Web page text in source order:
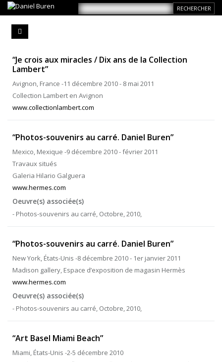
“Je crois aux miracles / Dix ans de la Collection
Lambert”
Avignon, France -11 décembre 2010 - 8 mai 2011
Collection Lambert en Avignon
www.collectionlambert.com
“Photos-souvenirs au carré. Daniel Buren”
Mexico, Mexique -9 décembre 2010 - février 2011
Travaux situés
Galeria Hilario Galguera
www.hermes.com
Oeuvre(s) associée(s)
- Photos-souvenirs au carré, Octobre, 2010,
“Photos-souvenirs au carré. Daniel Buren”
New York, États-Unis -8 décembre 2010 - 1er janvier 2011
Madison gallery, Espace d’exposition de magasin Hermès
www.hermes.com
Oeuvre(s) associée(s)
- Photos-souvenirs au carré, Octobre, 2010,
“Art Basel Miami Beach”
Miami, États-Unis -2-5 décembre 2010